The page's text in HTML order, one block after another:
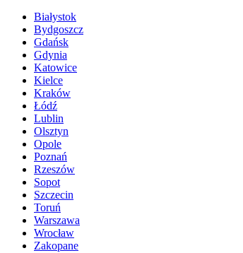
Białystok
Bydgoszcz
Gdańsk
Gdynia
Katowice
Kielce
Kraków
Łódź
Lublin
Olsztyn
Opole
Poznań
Rzeszów
Sopot
Szczecin
Toruń
Warszawa
Wrocław
Zakopane